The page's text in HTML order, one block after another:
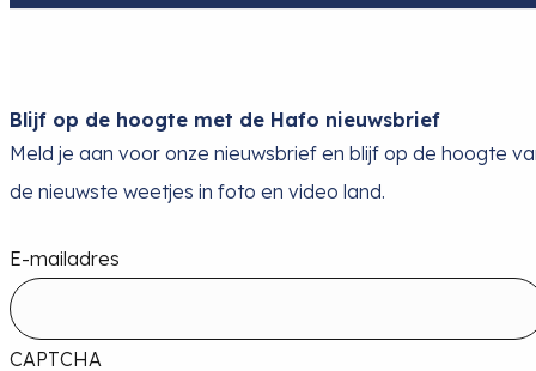
Blijf op de hoogte met de Hafo nieuwsbrief
Meld je aan voor onze nieuwsbrief en blijf op de hoogte
de nieuwste weetjes in foto en video land.
E-mailadres
CAPTCHA